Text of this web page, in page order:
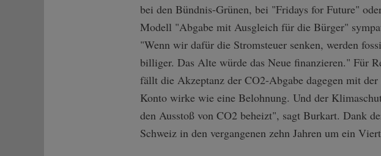
bei den Bündnis-Grünen, bei "Fridays for Future"
Modell "Abgabe mit Ausgleich für die Bürger"
"Wenn wir dafür die Stromsteuer senken, werden
billiger. Das Alte würde das Neue finanzieren." Für
fällt die Akzeptanz der CO2-Abgabe dagegen mit
Konto wirke wie eine Belohnung. Und der
den Ausstoß von CO2 beheizt", sagt Burkart. Dank
Schweiz in den vergangenen zehn Jahren um ein